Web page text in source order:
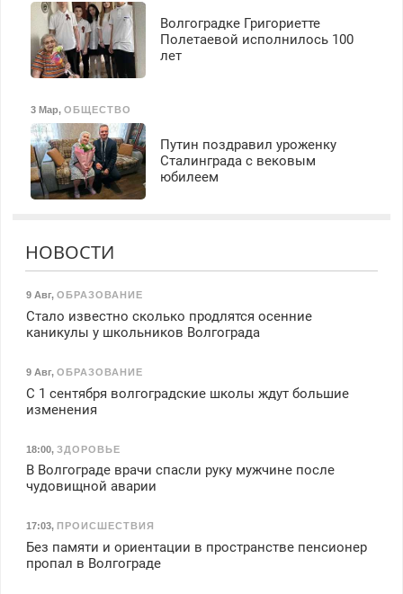
Волгоградке Григориетте
Полетаевой исполнилось 100
лет
3 Мар, ОБЩЕСТВО
Путин поздравил уроженку
Сталинграда с вековым
юбилеем
НОВОСТИ
9 Авг, ОБРАЗОВАНИЕ
Стало известно сколько продлятся осенние
каникулы у школьников Волгограда
9 Авг, ОБРАЗОВАНИЕ
С 1 сентября волгоградские школы ждут большие
изменения
18:00, ЗДОРОВЬЕ
В Волгограде врачи спасли руку мужчине после
чудовищной аварии
17:03, ПРОИСШЕСТВИЯ
Без памяти и ориентации в пространстве пенсионер
пропал в Волгограде